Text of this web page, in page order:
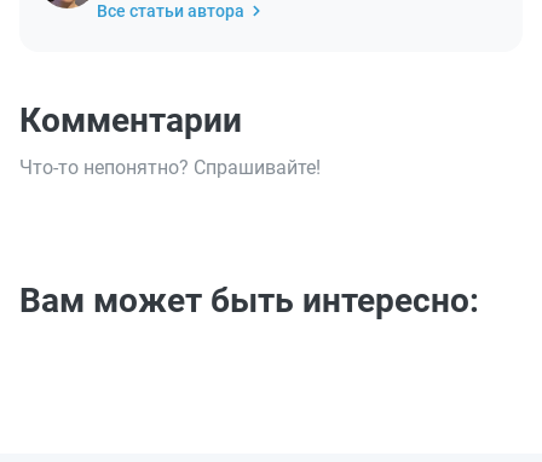
Все статьи автора
Комментарии
Что-то непонятно? Спрашивайте!
Вам может быть интересно: